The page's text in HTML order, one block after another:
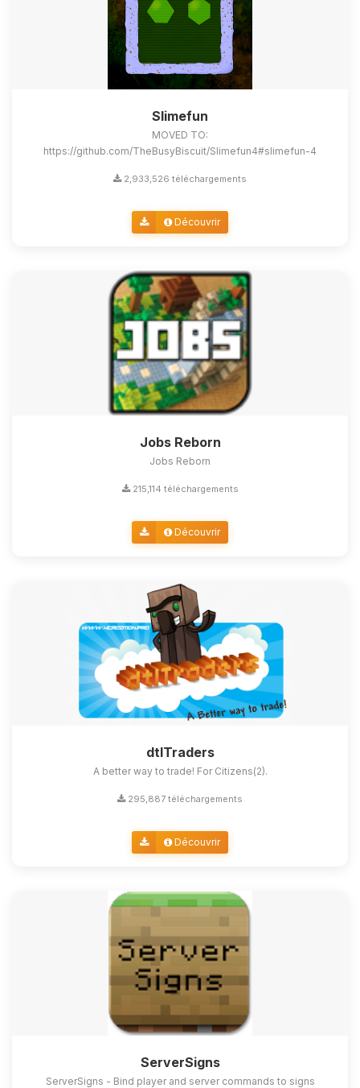
Slimefun
MOVED TO:
https://github.com/TheBusyBiscuit/Slimefun4#slimefun-4
2,933,526 téléchargements
Découvrir
Jobs Reborn
Jobs Reborn
215,114 téléchargements
Découvrir
dtlTraders
A better way to trade! For Citizens(2).
295,887 téléchargements
Découvrir
ServerSigns
ServerSigns - Bind player and server commands to signs